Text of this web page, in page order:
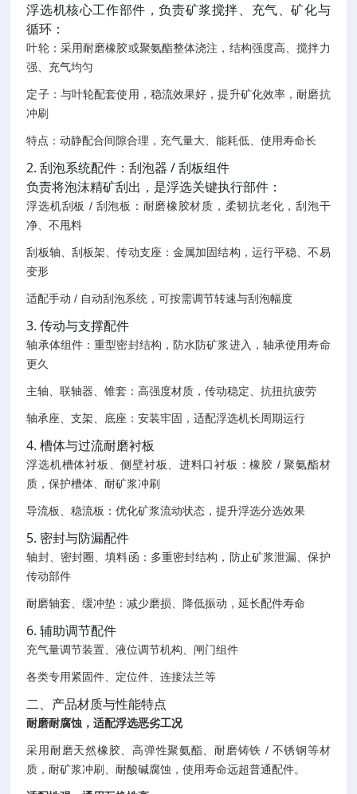
浮选机核心工作部件，负责矿浆搅拌、充气、矿化与
循环：
叶轮：采用耐磨橡胶或聚氨酯整体浇注，结构强度高、搅拌力
强、充气均匀
定子：与叶轮配套使用，稳流效果好，提升矿化效率，耐磨抗
冲刷
特点：动静配合间隙合理，充气量大、能耗低、使用寿命长
2. 刮泡系统配件：刮泡器 / 刮板组件
负责将泡沫精矿刮出，是浮选关键执行部件：
浮选机刮板 / 刮泡板：耐磨橡胶材质，柔韧抗老化，刮泡干
净、不甩料
刮板轴、刮板架、传动支座：金属加固结构，运行平稳、不易
变形
适配手动 / 自动刮泡系统，可按需调节转速与刮泡幅度
3. 传动与支撑配件
轴承体组件：重型密封结构，防水防矿浆进入，轴承使用寿命
更久
主轴、联轴器、锥套：高强度材质，传动稳定、抗扭抗疲劳
轴承座、支架、底座：安装牢固，适配浮选机长周期运行
4. 槽体与过流耐磨衬板
浮选机槽体衬板、侧壁衬板、进料口衬板：橡胶 / 聚氨酯材
质，保护槽体、耐矿浆冲刷
导流板、稳流板：优化矿浆流动状态，提升浮选分选效果
5. 密封与防漏配件
轴封、密封圈、填料函：多重密封结构，防止矿浆泄漏、保护
传动部件
耐磨轴套、缓冲垫：减少磨损、降低振动，延长配件寿命
6. 辅助调节配件
充气量调节装置、液位调节机构、闸门组件
各类专用紧固件、定位件、连接法兰等
二、产品材质与性能特点
耐磨耐腐蚀，适配浮选恶劣工况
采用耐磨天然橡胶、高弹性聚氨酯、耐磨铸铁 / 不锈钢等材
质，耐矿浆冲刷、耐酸碱腐蚀，使用寿命远超普通配件。